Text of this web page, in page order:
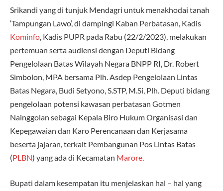
Srikandi yang di tunjuk Mendagri untuk menakhodai tanah
‘Tampungan Lawo’, di dampingi Kaban Perbatasan, Kadis
Kominfo, Kadis PUPR pada Rabu (22/2/2023), melakukan
pertemuan serta audiensi dengan Deputi Bidang
Pengelolaan Batas Wilayah Negara BNPP RI, Dr. Robert
Simbolon, MPA bersama Plh. Asdep Pengelolaan Lintas
Batas Negara, Budi Setyono, S.STP, M.Si, Plh. Deputi bidang
pengelolaan potensi kawasan perbatasan Gotmen
Nainggolan sebagai Kepala Biro Hukum Organisasi dan
Kepegawaian dan Karo Perencanaan dan Kerjasama
beserta jajaran, terkait Pembangunan Pos Lintas Batas
(PLBN) yang ada di Kecamatan Marore.
Bupati dalam kesempatan itu menjelaskan hal – hal yang